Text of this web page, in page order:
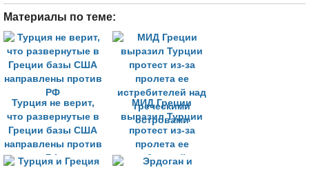
Материалы по теме:
Турция не верит,
что развернутые в
Греции базы США
направлены против
РФ
МИД Греции
выразил Турции
протест из-за
пролета ее
истребителей над